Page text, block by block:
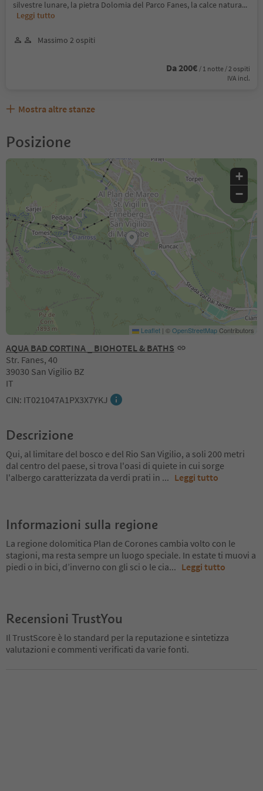
silvestre lunare, la pietra Dolomia del Parco Fanes, la calce natura...
Leggi tutto
Massimo 2 ospiti
Da 200€ / 1 notte / 2 ospiti
IVA incl.
Mostra altre stanze
Posizione
AQUA BAD CORTINA _ BIOHOTEL & BATHS
Str. Fanes, 40
39030 San Vigilio BZ
IT
CIN: IT021047A1PX3X7YKJ
+
−
Leaflet | ©OpenStreetMapContributors
Descrizione
Qui, al limitare del bosco e del Rio San Vigilio, a soli 200 metri
dal centro del paese, si trova l'oasi di quiete in cui sorge
l'albergo caratterizzata da verdi prati in ... Leggi tutto
Informazioni sulla regione
La regione dolomitica Plan de Corones cambia volto con le
stagioni, ma resta sempre un luogo speciale. In estate ti muovi a
piedi o in bici, d’inverno con gli sci o le cia... Leggi tutto
Recensioni TrustYou
Il TrustScore è lo standard per la reputazione e sintetizza
valutazioni e commenti verificati da varie fonti.